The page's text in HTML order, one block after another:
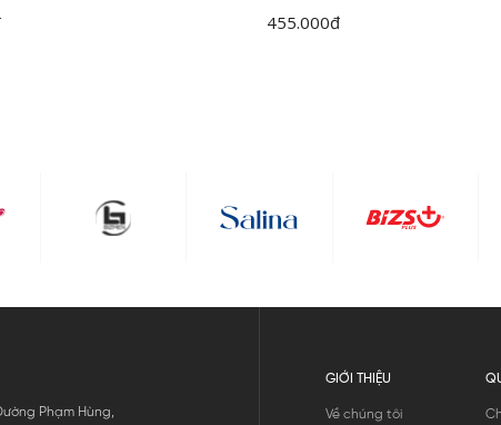
Recycle Polyester
455.000đ
Phạm Hùng,
GIỚI THIỆU
Về chúng tôi